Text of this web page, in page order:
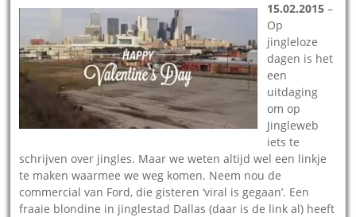
15.02.2015 –
Op
jingleloze
dagen is het
een
uitdaging
om op
Jingleweb
iets te
schrijven over jingles. Maar we weten altijd wel een linkje
te maken waarmee we weg komen. Neem nou de
commercial van Ford, die gisteren ‘viral is gegaan’. Een
fraaie blondine in jinglestad Dallas (daar is de link al) heeft